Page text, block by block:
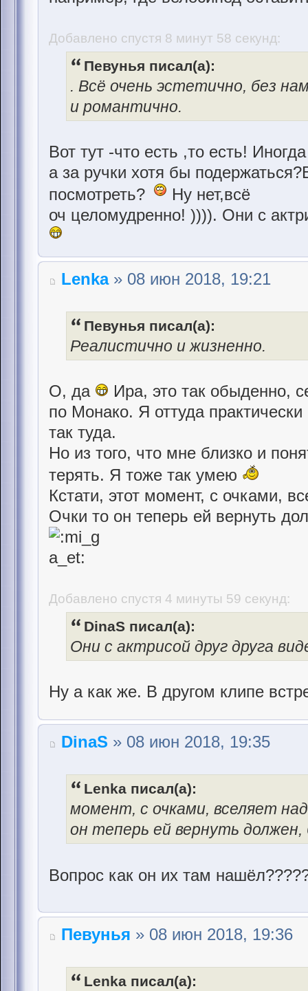
Добавлено спустя 8 минут 58 секунд:
Певунья писал(а):
. Всё очень эстетично, без
и романтично.
Вот тут -что есть ,то есть!
а за ручки хотя бы
посмотреть?
Ну нет,всё
оч целомудренно! )))). Они с
Lenka» 08 июн 2018, 19:21
Певунья писал(а):
Реалистично и жизненно.
О, да
Ира, это так обыденно,
по Монако. Я оттуда
так туда.
Но из того, что мне близко и
терять. Я тоже так умею
Кстати, этот момент, с очками,
Очки то он теперь ей вернуть
Добавлено спустя 4 минуты 59 секунд:
DinaS писал(а):
Они с актрисой друг друга
Ну а как же. В другом клипе
DinaS » 08 июн 2018, 19:35
Lenka писал(а):
момент, с очками, вселяет
он теперь ей вернуть
Вопрос как он их там
Певунья » 08 июн 2018, 19:36
Lenka писал(а):